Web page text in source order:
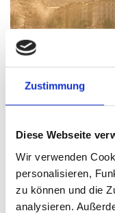
Zustimmung
Diese Webseite
Wir verwenden
personalisieren,
zu können und die
analysieren.
lebensgefährlich
Thomas Nasswetter 4.